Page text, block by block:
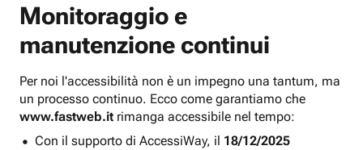
Monitoraggio e
manutenzione continui
Per noi l'accessibilità non è un impegno una tantum, ma
un processo continuo. Ecco come garantiamo che
www.fastweb.it rimanga accessibile nel tempo:
Con il supporto di AccessiWay, il 18/12/2025